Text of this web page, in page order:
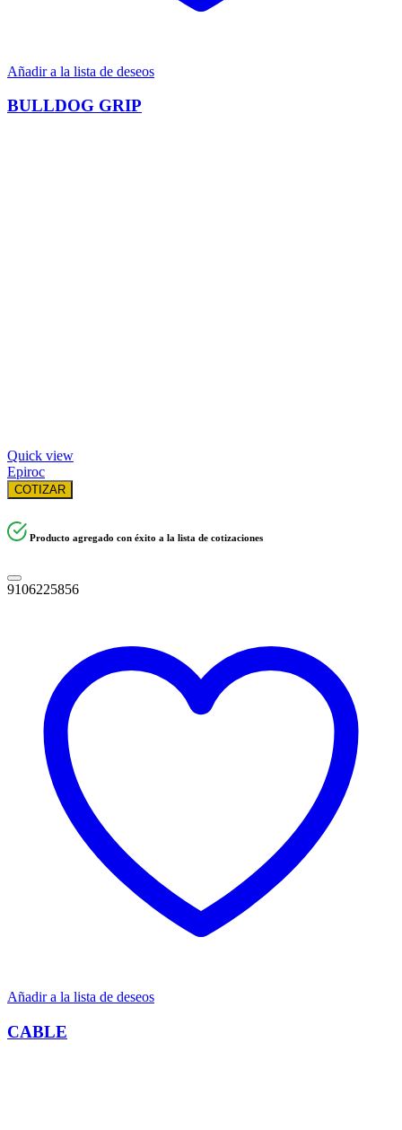
Añadir a la lista de deseos
BULLDOG GRIP
Quick view
Epiroc
COTIZAR
Producto agregado con éxito a la lista de cotizaciones
9106225856
Añadir a la lista de deseos
CABLE